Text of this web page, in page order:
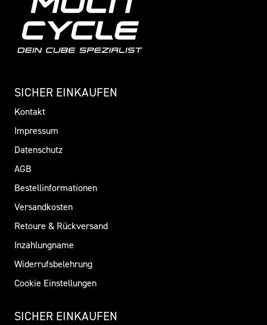
SICHER EINKAUFEN
Kontakt
Impressum
Datenschutz
AGB
Bestellinformationen
Versandkosten
Retoure & Rückversand
Inzahlungname
Widerrufsbelehrung
Cookie Einstellungen
SICHER EINKAUFEN